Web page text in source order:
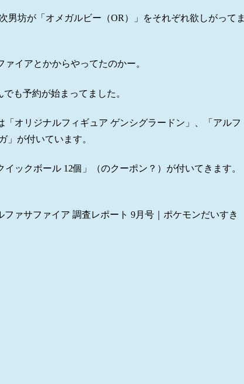
坊が「オメガルビー（OR）」をそれぞれ欲しがってま
イアとかからやってたのかー。
でも予約が始まってました。
オリジナルフィギュア ゲンシグラードン」、「アルフ
」が付いています。
ックボール 12個」（のクーポン？）が付いてきます。
ァサファイア 調査レポート 9月号｜ポケモンだいすき